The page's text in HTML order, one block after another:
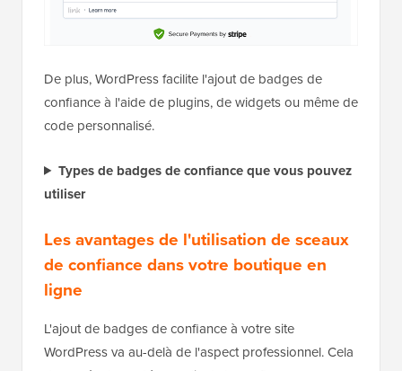
De plus, WordPress facilite l'ajout de badges de
confiance à l'aide de plugins, de widgets ou même de
code personnalisé.
Types de badges de confiance que vous pouvez
utiliser
Les avantages de l'utilisation de sceaux
de confiance dans votre boutique en
ligne
L'ajout de badges de confiance à votre site
WordPress va au-delà de l'aspect professionnel. Cela